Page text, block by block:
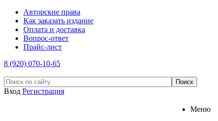
Авторские права
Как заказать издание
Оплата и доставка
Вопрос-ответ
Прайс-лист
8 (920) 070-10-65
Вход Регистрация
Меню